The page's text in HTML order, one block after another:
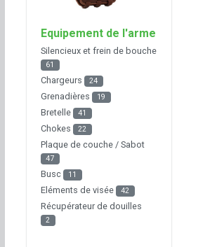
Equipement de l'arme
Silencieux et frein de bouche
61
Chargeurs 24
Grenadières 19
Bretelle 41
Chokes 22
Plaque de couche / Sabot
47
Busc 11
Eléments de visée 42
Récupérateur de douilles
2